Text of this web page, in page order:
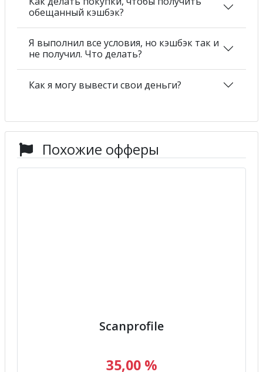
обещанный кэшбэк?
Я выполнил все условия, но кэшбэк так и
не получил. Что делать?
Как я могу вывести свои деньги?
Похожие офферы
Scanprofile
35,00 %